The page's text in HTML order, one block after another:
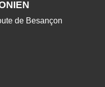
de Besançon